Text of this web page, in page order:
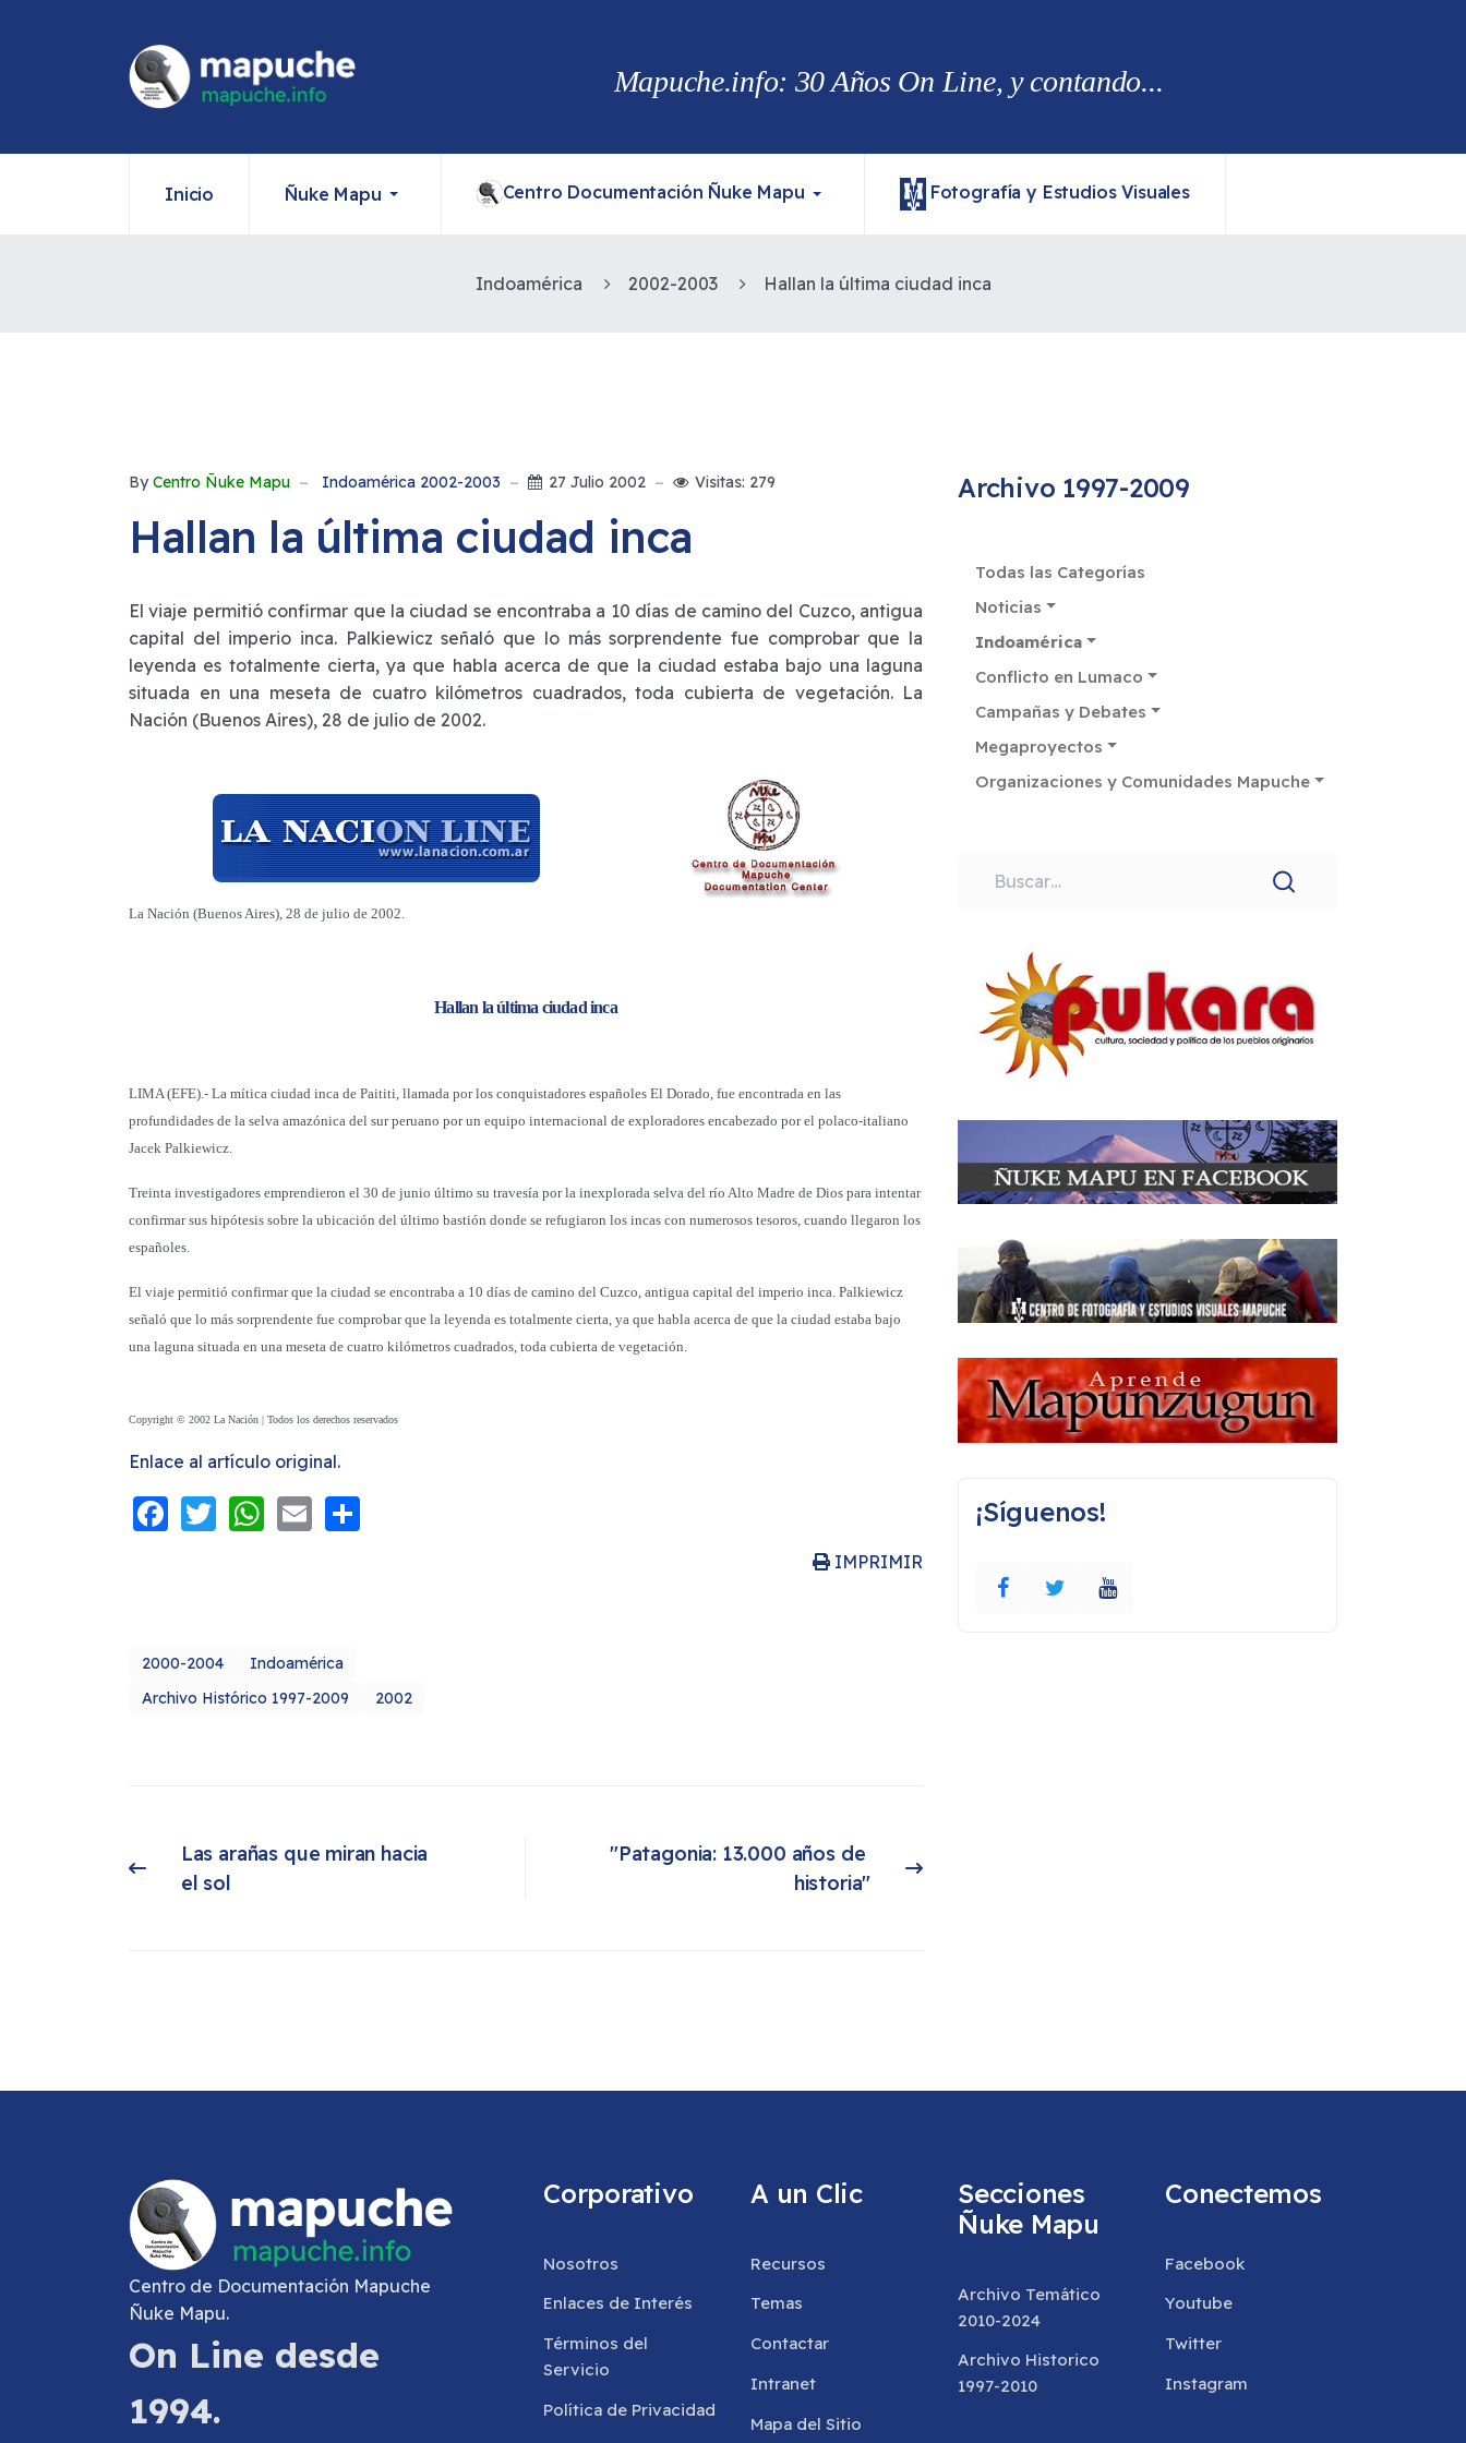
Mapuche.info: 30 Años On Line, y contando...
Inicio Ñuke Mapu Centro Documentación Ñuke Mapu Fotografía y Estudios Visuales
Indoamérica 2002-2003 Hallan la última ciudad inca
By Centro Ñuke Mapu Indoamérica 2002-2003 27 Julio 2002 Visitas: 279
Hallan la última ciudad inca
El viaje permitió confirmar que la ciudad se encontraba a 10 días de camino del Cuzco, antigua
capital del imperio inca. Palkiewicz señaló que lo más sorprendente fue comprobar que la
leyenda es totalmente cierta, ya que habla acerca de que la ciudad estaba bajo una laguna
situada en una meseta de cuatro kilómetros cuadrados, toda cubierta de vegetación. La
Nación (Buenos Aires), 28 de julio de 2002.
La Nación (Buenos Aires), 28 de julio de 2002.
Hallan la última ciudad inca
LIMA (EFE).- La mítica ciudad inca de Paititi, llamada por los conquistadores españoles El Dorado, fue encontrada en las
profundidades de la selva amazónica del sur peruano por un equipo internacional de exploradores encabezado por el polaco-italiano
Jacek Palkiewicz.
Treinta investigadores emprendieron el 30 de junio último su travesía por la inexplorada selva del río Alto Madre de Dios para intentar
confirmar sus hipótesis sobre la ubicación del último bastión donde se refugiaron los incas con numerosos tesoros, cuando llegaron los
españoles.
El viaje permitió confirmar que la ciudad se encontraba a 10 días de camino del Cuzco, antigua capital del imperio inca. Palkiewicz
señaló que lo más sorprendente fue comprobar que la leyenda es totalmente cierta, ya que habla acerca de que la ciudad estaba bajo
una laguna situada en una meseta de cuatro kilómetros cuadrados, toda cubierta de vegetación.
Copyright © 2002 La Nación | Todos los derechos reservados
Enlace al artículo original.
Facebook
Twitter
WhatsApp
Email
IMPRIMIR
2000-2004
Indoamérica
Archivo Histórico 1997-2009
2002
Las arañas que miran hacia
el sol
"Patagonia: 13.000 años de
historia"
Archivo 1997-2009
Todas las Categorías
Noticias
Indoamérica
Conflicto en Lumaco
Campañas y Debates
Megaproyectos
Organizaciones y Comunidades Mapuche
Buscar
¡Síguenos!
Centro de Documentación Mapuche
Ñuke Mapu.
On Line desde
1994.
Corporativo
Nosotros
Enlaces de Interés
Términos del
Servicio
Política de Privacidad
A un Clic
Recursos
Temas
Contactar
Intranet
Mapa del Sitio
Secciones
Ñuke Mapu
Archivo Temático
2010-2024
Archivo Historico
1997-2010
Conectemos
Facebook
Youtube
Twitter
Instagram